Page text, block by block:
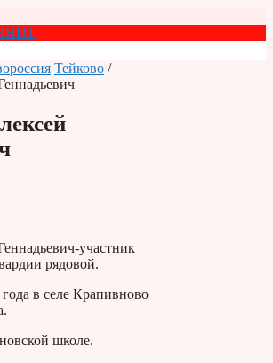
Тейково /
участник
рядовой.
в селе Крапивново
школе.